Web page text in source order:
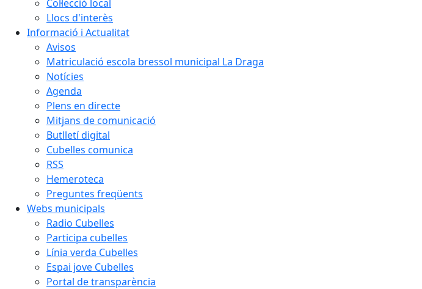
Col·lecció local
Llocs d'interès
Informació i Actualitat
Avisos
Matriculació escola bressol municipal La Draga
Notícies
Agenda
Plens en directe
Mitjans de comunicació
Butlletí digital
Cubelles comunica
RSS
Hemeroteca
Preguntes freqüents
Webs municipals
Radio Cubelles
Participa cubelles
Línia verda Cubelles
Espai jove Cubelles
Portal de transparència